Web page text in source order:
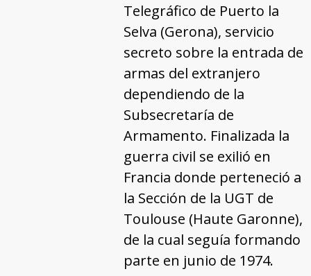
Telegráfico de Puerto la
Selva (Gerona), servicio
secreto sobre la entrada de
armas del extranjero
dependiendo de la
Subsecretaría de
Armamento. Finalizada la
guerra civil se exilió en
Francia donde perteneció a
la Sección de la UGT de
Toulouse (Haute Garonne),
de la cual seguía formando
parte en junio de 1974.